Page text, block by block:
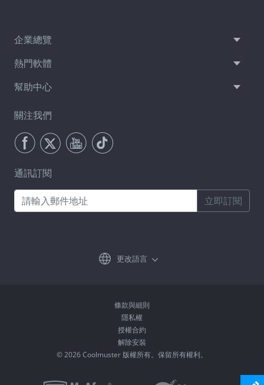
企業總覽
熱門軟體
幫助中心
關注我們
通訊訂閱
立即訂閱
更改語言
條款與細則
隱私權
授權合約
解除安裝
© 2026 Coolmuster 版權所有。保留所有權利。